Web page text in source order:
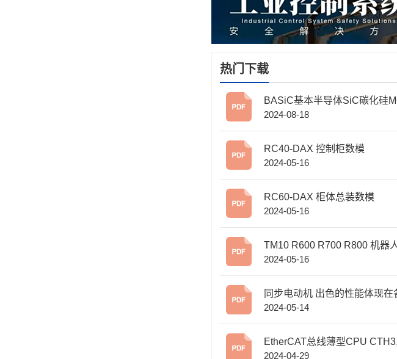
热门下载
BASiC基本半导体SiC碳化硅
ET在逆变焊机中的应用
2024-08-18
RC40-DAX 控制柜数模
2024-05-16
RC60-DAX 柜体总装数模
2024-05-16
TM10 R600 R700 R800 机器
模
2024-05-16
同步电动机 出色的性能体现在
应用领域
2024-05-14
EtherCAT总线薄型CPU CTH3系列
2024-04-29